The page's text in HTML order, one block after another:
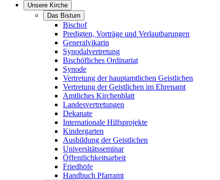
Unsere Kirche
Das Bistum
Bischof
Predigten, Vorträge und Verlautbarungen
Generalvikarin
Synodalvertretung
Bischöfliches Ordinariat
Synode
Vertretung der hauptamtlichen Geistlichen
Vertretung der Geistlichen im Ehrenamt
Amtliches Kirchenblatt
Landesvertretungen
Dekanate
Internationale Hilfsprojekte
Kindergarten
Ausbildung der Geistlichen
Universitätsseminar
Öffentlichkeitsarbeit
Friedhöfe
Handbuch Pfarramt